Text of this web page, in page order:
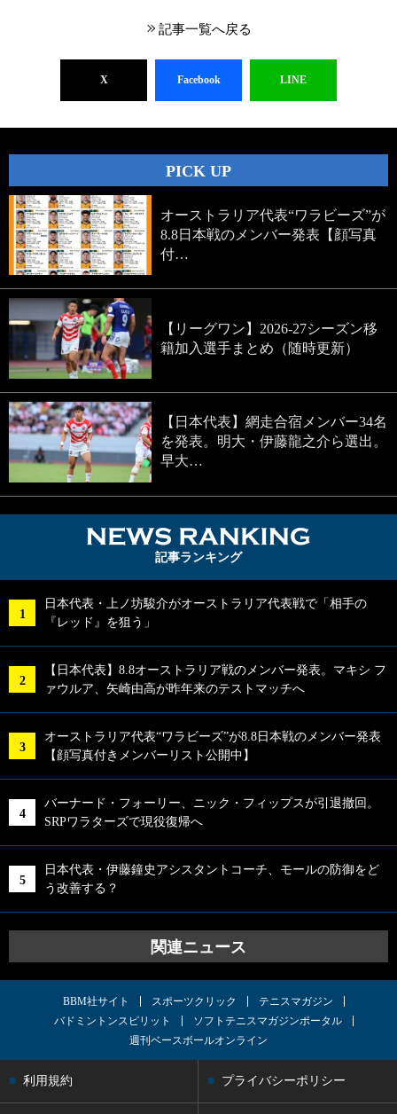
記事一覧へ戻る
X Facebook LINE
PICK UP
オーストラリア代表“ワラビーズ”が
8.8日本戦のメンバー発表【顔写真
付…
【リーグワン】2026-27シーズン移
籍加入選手まとめ（随時更新）
【日本代表】網走合宿メンバー34名
を発表。明大・伊藤龍之介ら選出。
早大…
記事ランキング
日本代表・上ノ坊駿介がオーストラリア代表戦で「相手の
『レッド』を狙う」
【日本代表】8.8オーストラリア戦のメンバー発表。マキシ フ
ァウルア、矢崎由高が昨年来のテストマッチへ
オーストラリア代表“ワラビーズ”が8.8日本戦のメンバー発表
【顔写真付きメンバーリスト公開中】
バーナード・フォーリー、ニック・フィップスが引退撤回。
SRPワラターズで現役復帰へ
日本代表・伊藤鐘史アシスタントコーチ、モールの防御をど
う改善する？
関連ニュース
BBM社サイト スポーツクリック
テニスマガジン
バドミントンスピリット
ソフトテニスマガジンポータル
週刊ベースボールオンライン
利用規約 プライバシーポリシー